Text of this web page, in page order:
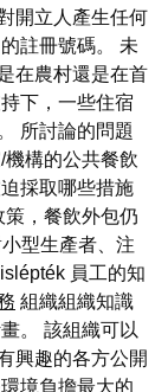
開立人產生任何
註冊號碼。 未
在農村還是在首
下，一些住宿
所討論的問題
構的公共餐飲
採取哪些措施
，餐飲外包仍
型生產者、注
員工的知
組織組織知識
。 該組織可以
興趣的各方公開
境負擔最大的